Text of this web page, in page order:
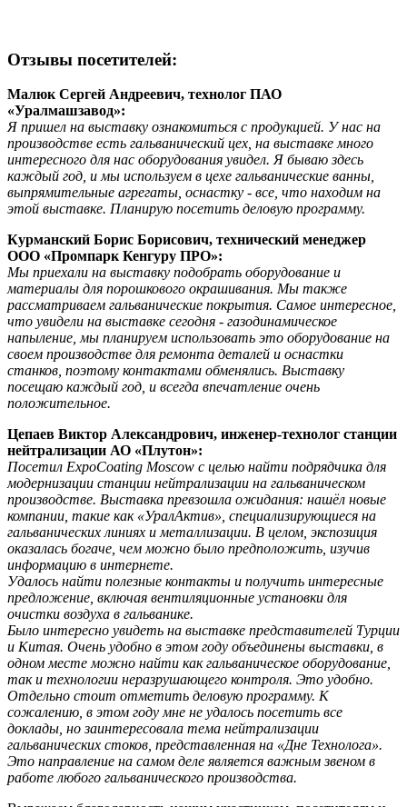
Отзывы посетителей:
Малюк Сергей Андреевич, технолог ПАО
«Уралмашзавод»:
Я пришел на выставку ознакомиться с продукцией. У нас на
производстве есть гальванический цех, на выставке много
интересного для нас оборудования увидел. Я бываю здесь
каждый год, и мы используем в цехе гальванические ванны,
выпрямительные агрегаты, оснастку - все, что находим на
этой выставке. Планирую посетить деловую программу.
Курманский Борис Борисович, технический менеджер
ООО «Промпарк Кенгуру ПРО»:
Мы приехали на выставку подобрать оборудование и
материалы для порошкового окрашивания. Мы также
рассматриваем гальванические покрытия. Самое интересное,
что увидели на выставке сегодня - газодинамическое
напыление, мы планируем использовать это оборудование на
своем производстве для ремонта деталей и оснастки
станков, поэтому контактами обменялись. Выставку
посещаю каждый год, и всегда впечатление очень
положительное.
Цепаев Виктор Александрович, инженер-технолог станции
нейтрализации АО «Плутон»:
Посетил ExpoCoating Moscow с целью найти подрядчика для
модернизации станции нейтрализации на гальваническом
производстве. Выставка превзошла ожидания: нашёл новые
компании, такие как «УралАктив», специализирующиеся на
гальванических линиях и металлизации. В целом, экспозиция
оказалась богаче, чем можно было предположить, изучив
информацию в интернете.
Удалось найти полезные контакты и получить интересные
предложение, включая вентиляционные установки для
очистки воздуха в гальванике.
Было интересно увидеть на выставке представителей Турции
и Китая. Очень удобно в этом году объединены выставки, в
одном месте можно найти как гальваническое оборудование,
так и технологии неразрушающего контроля. Это удобно.
Отдельно стоит отметить деловую программу. К
сожалению, в этом году мне не удалось посетить все
доклады, но заинтересовала тема нейтрализации
гальванических стоков, представленная на «Дне Технолога».
Это направление на самом деле является важным звеном в
работе любого гальванического производства.